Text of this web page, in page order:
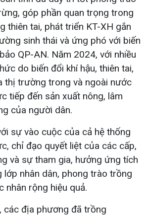
góp phần quan trọng trong
thiên tai, phát triển KT-XH gắn
sinh thái và ứng phó với biến
QP-AN. Năm 2024, với nhiều
do biến đổi khí hậu, thiên tai,
thị trường trong và ngoài nước
tiếp đến sản xuất nông, lâm
của người dân.
sự vào cuộc của cả hệ thống
chỉ đạo quyết liệt của các cấp,
và sự tham gia, hưởng ứng tích
nhân dân, phong trào trồng
nhân rộng hiệu quả.
các địa phương đã trồng